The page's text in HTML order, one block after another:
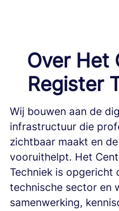
Over Het
Register
Wij bouwen aan de
infrastructuur die
zichtbaar maakt en
vooruithelpt. Het
Techniek is opgericht
technische sector en
samenwerking,